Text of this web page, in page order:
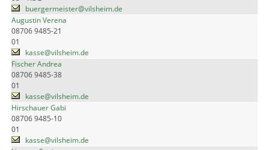
buergermeister@vilsheim.de
Augustin Verena
08706 9485-21
01
kasse@vilsheim.de
Fischer Andrea
08706 9485-38
01
kasse@vilsheim.de
Hirschauer Gabi
08706 9485-10
01
kasse@vilsheim.de